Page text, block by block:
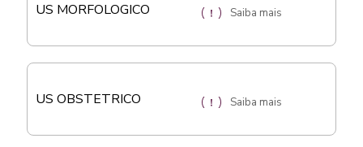
US MORFOLOGICO Saiba mais
US OBSTETRICO Saiba mais